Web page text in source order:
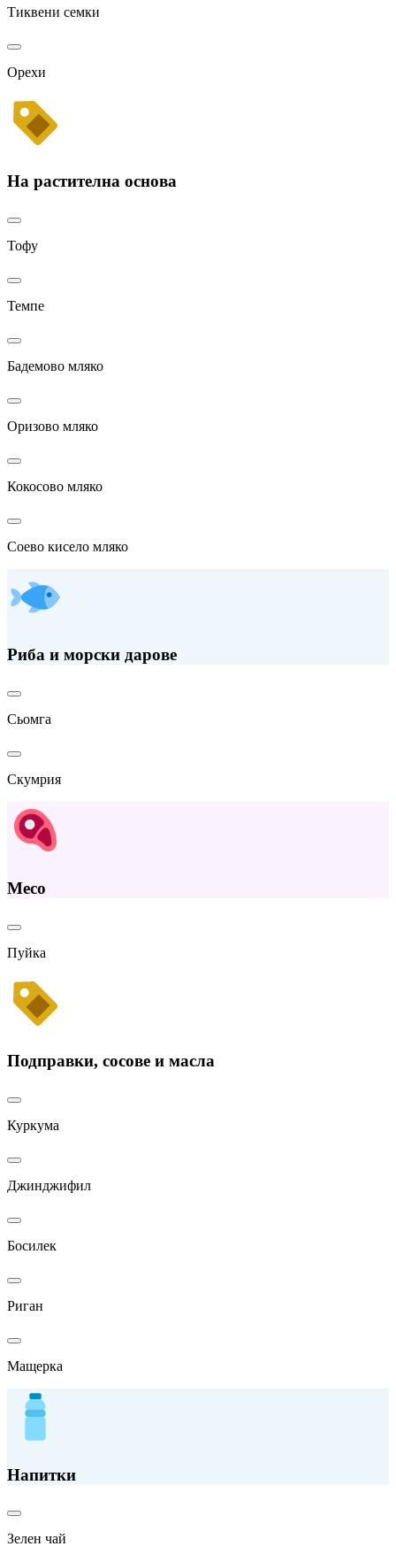
Тиквени семки
Орехи
На растителна основа
Тофу
Темпе
Бадемово мляко
Оризово мляко
Кокосово мляко
Соево кисело мляко
Риба и морски дарове
Сьомга
Скумрия
Месо
Пуйка
Подправки, сосове и масла
Куркума
Джинджифил
Босилек
Риган
Мащерка
Напитки
Зелен чай